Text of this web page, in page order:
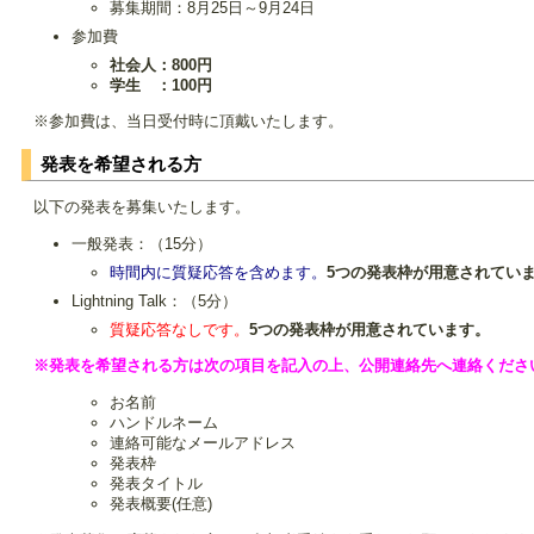
募集期間：8月25日～9月24日
参加費
社会人：800円
学生 ：100円
※参加費は、当日受付時に頂戴いたします。
発表を希望される方
以下の発表を募集いたします。
一般発表：（15分）
時間内に質疑応答を含めます。 5つの発表枠が用意されていま
Lightning Talk：（5分）
質疑応答なしです。 5つの発表枠が用意されています。
※発表を希望される方は次の項目を記入の上、公開連絡先へ連絡くださ
お名前
ハンドルネーム
連絡可能なメールアドレス
発表枠
発表タイトル
発表概要(任意)